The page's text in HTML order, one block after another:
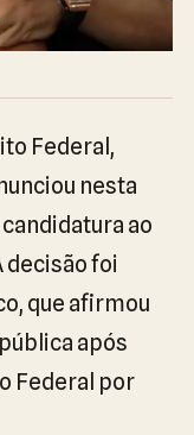
Federal,
nesta
ao
decisão foi
que afirmou
após
Federal por